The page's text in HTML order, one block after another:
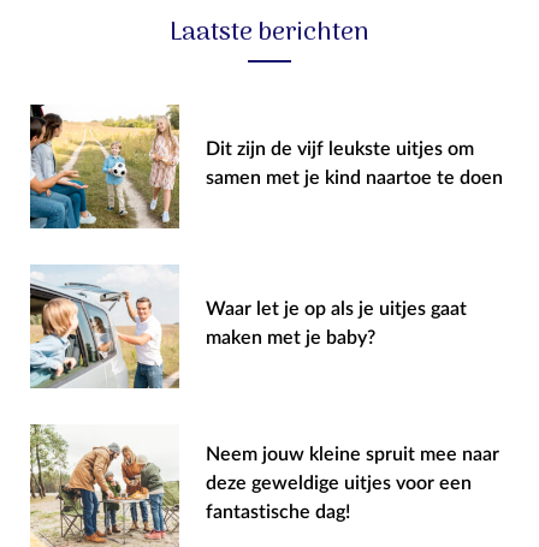
Laatste berichten
Dit zijn de vijf leukste uitjes om
samen met je kind naartoe te doen
Waar let je op als je uitjes gaat
maken met je baby?
Neem jouw kleine spruit mee naar
deze geweldige uitjes voor een
fantastische dag!